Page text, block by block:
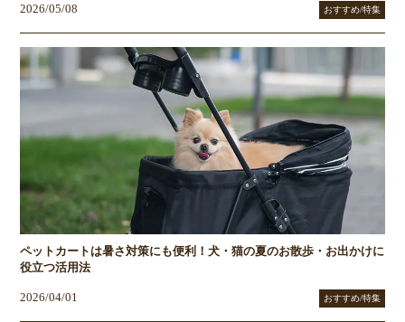
2026/05/08 おすすめ/特集
ペットカートは暑さ対策にも便利！犬・猫の夏のお散歩・お出かけに
役立つ活用法
2026/04/01 おすすめ/特集